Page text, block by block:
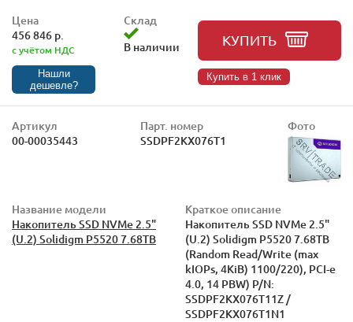
Цена
456 846 р.
с учётом НДС
Нашли
дешевле?
Склад
В наличии
КУПИТЬ
Купить в 1 клик
Артикул
00-00035443
Парт. номер
SSDPF2KX076T1
Фото
Название модели
Накопитель SSD NVMe 2.5"
(U.2) Solidigm P5520 7.68TB
Краткое описание
Накопитель SSD NVMe 2.5"
(U.2) Solidigm P5520 7.68TB
(Random Read/Write (max
kIOPs, 4KiB) 1100/220), PCI-e
4.0, 14 PBW) P/N:
SSDPF2KX076T11Z /
SSDPF2KX076T1N1